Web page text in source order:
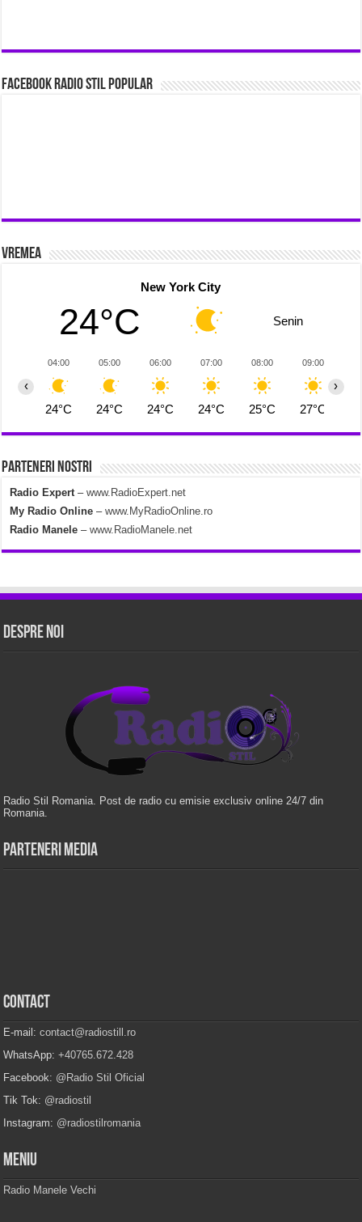
Facebook Radio Stil Popular
Vremea
New York City
24°C Senin
04:00
24°C
05:00
24°C
06:00
24°C
07:00
24°C
08:00
25°C
09:00
27°C
‹ ›
Parteneri Nostri
Radio Expert –www.RadioExpert.net
My Radio Online –www.MyRadioOnline.ro
Radio Manele–www.RadioManele.net
Despre Noi
Radio Stil Romania. Post de radio cu emisie exclusiv online 24/7 din
Romania.
Parteneri Media
Contact
E-mail:contact@radiostill.ro
WhatsApp:+40765.672.428
Facebook: @Radio Stil Oficial
Tik Tok: @radiostil
Instagram: @radiostilromania
Meniu
Radio Manele Vechi